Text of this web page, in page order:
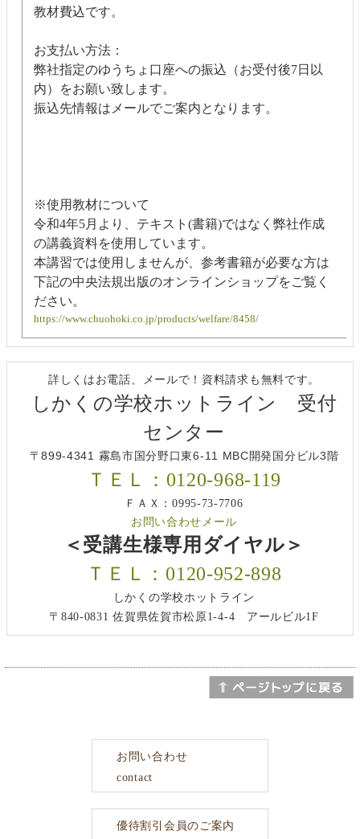
教材費込です。
お支払い方法：
弊社指定のゆうちょ口座への振込（お受付後7日以
内）をお願い致します。
振込先情報はメールでご案内となります。
※使用教材について
令和4年5月より、テキスト(書籍)ではなく弊社作成
の講義資料を使用しています。
本講習では使用しませんが、参考書籍が必要な方は
下記の中央法規出版のオンラインショップをご覧く
ださい。
https://www.chuohoki.co.jp/products/welfare/8458/
詳しくはお電話、メールで！資料請求も無料です。
しかくの学校ホットライン 受付
センター
〒899-4341 霧島市国分野口東6-11 MBC開発国分ビル3階
ＴＥＬ：0120-968-119
ＦＡＸ：0995-73-7706
お問い合わせメール
＜受講生様専用ダイヤル＞
ＴＥＬ：0120-952-898
しかくの学校ホットライン
〒840-0831 佐賀県佐賀市松原1-4-4 アールビル1F
お問い合わせ
contact
優待割引会員のご案内